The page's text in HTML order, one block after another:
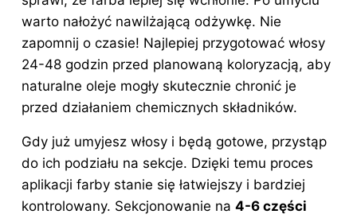
warto nałożyć nawilżającą odżywkę. Nie
zapomnij o czasie! Najlepiej przygotować włosy
24-48 godzin przed planowaną koloryzacją, aby
naturalne oleje mogły skutecznie chronić je
przed działaniem chemicznych składników.
Gdy już umyjesz włosy i będą gotowe, przystąp
do ich podziału na sekcje. Dzięki temu proces
aplikacji farby stanie się łatwiejszy i bardziej
kontrolowany. Sekcjonowanie na 4-6 części